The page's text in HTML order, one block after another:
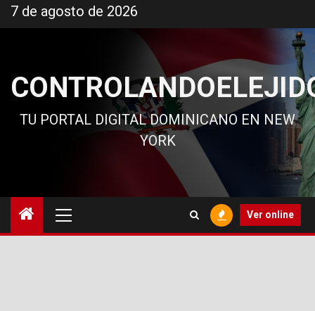
al
7 de agosto de 2026
TU PORTAL DIGITAL DOMINICANO EN NEW
YORK
principal
Ver online